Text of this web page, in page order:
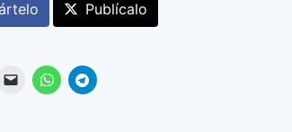
Publícalo